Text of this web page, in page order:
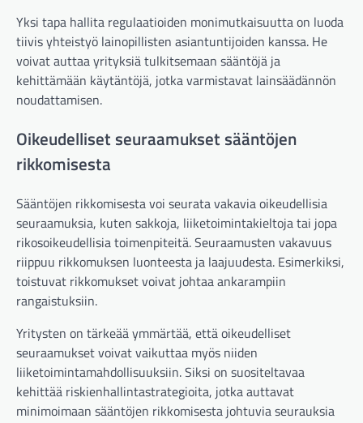
Yksi tapa hallita regulaatioiden monimutkaisuutta on luoda
tiivis yhteistyö lainopillisten asiantuntijoiden kanssa. He
voivat auttaa yrityksiä tulkitsemaan sääntöjä ja
kehittämään käytäntöjä, jotka varmistavat lainsäädännön
noudattamisen.
Oikeudelliset seuraamukset sääntöjen
rikkomisesta
Sääntöjen rikkomisesta voi seurata vakavia oikeudellisia
seuraamuksia, kuten sakkoja, liiketoimintakieltoja tai jopa
rikosoikeudellisia toimenpiteitä. Seuraamusten vakavuus
riippuu rikkomuksen luonteesta ja laajuudesta. Esimerkiksi,
toistuvat rikkomukset voivat johtaa ankarampiin
rangaistuksiin.
Yritysten on tärkeää ymmärtää, että oikeudelliset
seuraamukset voivat vaikuttaa myös niiden
liiketoimintamahdollisuuksiin. Siksi on suositeltavaa
kehittää riskienhallintastrategioita, jotka auttavat
minimoimaan sääntöjen rikkomisesta johtuvia seurauksia